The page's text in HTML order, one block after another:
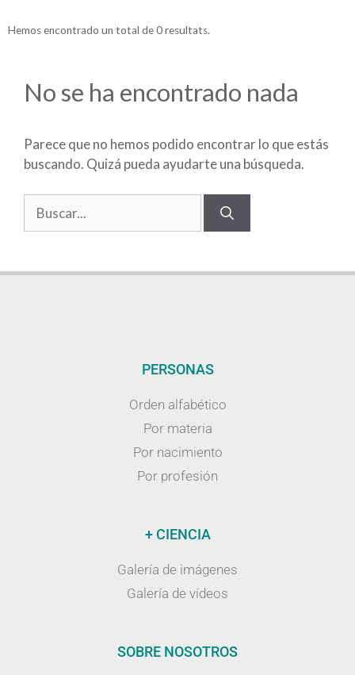
Hemos encontrado un total de 0 resultats.
No se ha encontrado nada
Parece que no hemos podido encontrar lo que estás
buscando. Quizá pueda ayudarte una búsqueda.
PERSONAS
Orden alfabético
Por materia
Por nacimiento
Por profesión
+ CIENCIA
Galería de imágenes
Galería de vídeos
SOBRE NOSOTROS